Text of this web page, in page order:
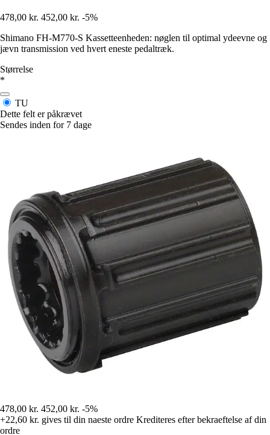
478,00 kr. 452,00 kr. -5%
Shimano FH-M770-S Kassetteenheden: nøglen til optimal ydeevne og
jævn transmission ved hvert eneste pedaltræk.
Størrelse
*
TU
Dette felt er påkrævet
Sendes inden for 7 dage
478,00 kr. 452,00 kr. -5%
+22,60 kr. gives til din naeste ordre Krediteres efter bekraeftelse af din
ordre